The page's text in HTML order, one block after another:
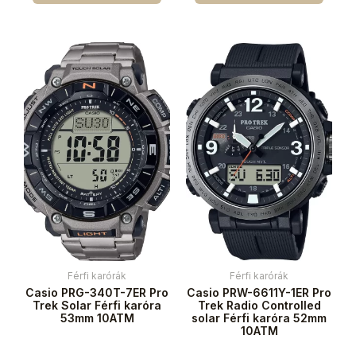
Férfi karórák
Casio PRG-340T-7ER Pro
Trek Solar Férfi karóra
53mm 10ATM
Férfi karórák
Casio PRW-6611Y-1ER Pro
Trek Radio Controlled
solar Férfi karóra 52mm
10ATM